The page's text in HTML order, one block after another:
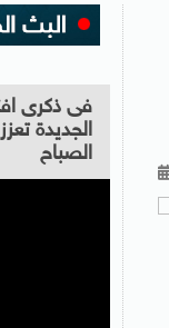
فى ذكرى
الجديدة
الصباح